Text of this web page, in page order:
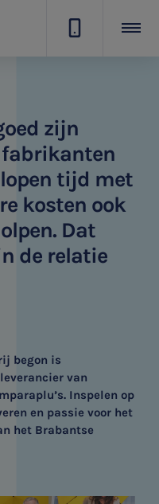
zijn
fabrikanten
tijd met
kosten ook
Dat
de relatie
begon is
van
Inspelen op
en passie voor het
het Brabantse